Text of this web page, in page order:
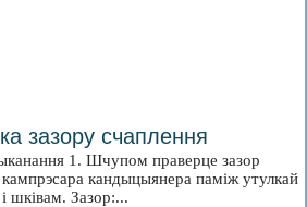
зазору счаплення
1. Шчупом праверце зазор
кандыцыянера паміж утулкай
шківам. Зазор:...